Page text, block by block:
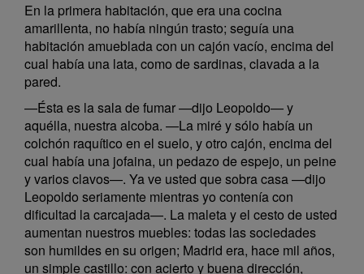
En la primera habitación, que era una cocina
amarillenta, no había ningún trasto; seguía una
habitación amueblada con un cajón vacío, encima del
cual había una lata, como de sardinas, clavada a la
pared.
—Ésta es la sala de fumar —dijo Leopoldo— y
aquélla, nuestra alcoba. —La miré y sólo había un
colchón raquítico en el suelo, y otro cajón, encima del
cual había una jofaina, un pedazo de espejo, un peine
y varios clavos—. Ya ve usted que sobra casa —dijo
Leopoldo seriamente mientras yo contenía con
dificultad la carcajada—. La maleta y el cesto de usted
aumentan nuestros muebles: todas las sociedades
son humildes en su origen; Madrid era, hace mil años,
un simple castillo: con acierto y buena dirección,